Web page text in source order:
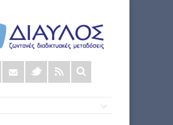
Φόρμα
αναζήτησης